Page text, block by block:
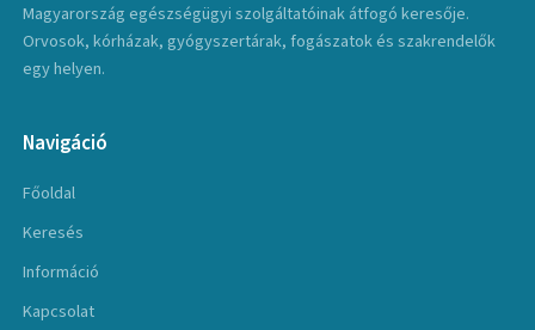
Magyarország egészségügyi szolgáltatóinak átfogó keresője.
Orvosok, kórházak, gyógyszertárak, fogászatok és szakrendelők
egy helyen.
Navigáció
Főoldal
Keresés
Információ
Kapcsolat